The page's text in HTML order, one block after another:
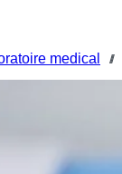
medical ///